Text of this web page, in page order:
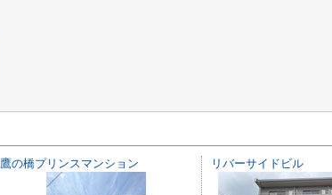
鷹の橋プリンスマンション リバーサイドビル